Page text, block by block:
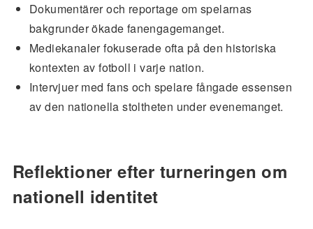
Dokumentärer och reportage om spelarnas
bakgrunder ökade fanengagemanget.
Mediekanaler fokuserade ofta på den historiska
kontexten av fotboll i varje nation.
Intervjuer med fans och spelare fångade essensen
av den nationella stoltheten under evenemanget.
Reflektioner efter turneringen om
nationell identitet